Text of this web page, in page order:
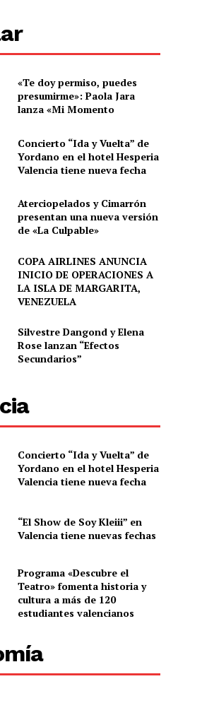
«Te doy permiso, puedes
presumirme»: Paola Jara
lanza «Mi Momento
Concierto “Ida y Vuelta” de
Yordano en el hotel Hesperia
Valencia tiene nueva fecha
Aterciopelados y Cimarrón
presentan una nueva versión
de «La Culpable»
COPA AIRLINES ANUNCIA
INICIO DE OPERACIONES A
LA ISLA DE MARGARITA,
VENEZUELA
Silvestre Dangond y Elena
Rose lanzan “Efectos
Secundarios”
Concierto “Ida y Vuelta” de
Yordano en el hotel Hesperia
Valencia tiene nueva fecha
“El Show de Soy Kleiii” en
Valencia tiene nuevas fechas
Programa «Descubre el
Teatro» fomenta historia y
cultura a más de 120
estudiantes valencianos